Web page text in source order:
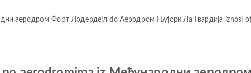
аеродром Форт Лодердејл do Аеродром Њујорк Ла Гвардија iznosi